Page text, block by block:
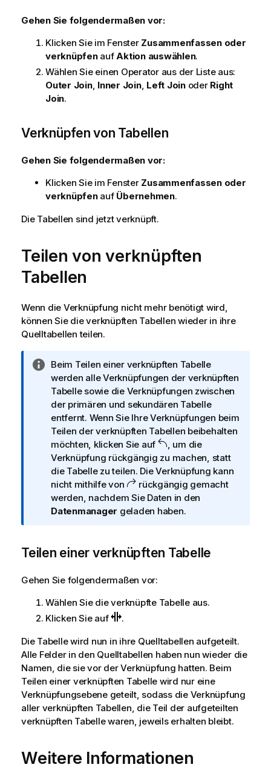
Gehen Sie folgendermaßen vor:
Klicken Sie im Fenster Zusammenfassen oder
verknüpfenaufAktion auswählen.
Wählen Sie einen Operator aus der Liste aus:
Outer Join, Inner Join, Left Joinoder Right
Join.
Verknüpfen von Tabellen
Gehen Sie folgendermaßen vor:
Klicken Sie im Fenster Zusammenfassen oder
verknüpfenauf Übernehmen.
Die Tabellen sind jetzt verknüpft.
Teilen von verknüpften
Tabellen
Wenn die Verknüpfung nicht mehr benötigt wird,
können Sie die verknüpften Tabellen wieder in ihre
Quelltabellen teilen.
I
n
f
o
r
m
a
t
i
o
n
s
n
e
s
Beim Teilen einer verknüpften Tabelle
werden alle Verknüpfungen der verknüpften
Tabelle sowie die Verknüpfungen zwischen
der primären und sekundären Tabelle
entfernt. Wenn Sie Ihre Verknüpfungen beim
Teilen der verknüpften Tabellen beibehalten
möchten, klicken Sie auf
, um die
Verknüpfung rückgängig zu machen, statt
die Tabelle zu teilen. Die Verknüpfung kann
nicht mithilfe von
rückgängig gemacht
werden, nachdem Sie Daten in den
Datenmanager geladen haben.
Teilen einer verknüpften Tabelle
Gehen Sie folgendermaßen vor:
Wählen Sie die verknüpfte Tabelle aus.
Klicken Sie auf
.
Die Tabelle wird nun in ihre Quelltabellen aufgeteilt.
Alle Felder in den Quelltabellen haben nun wieder die
Namen, die sie vor der Verknüpfung hatten. Beim
Teilen einer verknüpften Tabelle wird nur eine
Verknüpfungsebene geteilt, sodass die Verknüpfung
aller verknüpften Tabellen, die Teil der aufgeteilten
verknüpften Tabelle waren, jeweils erhalten bleibt.
Weitere Informationen